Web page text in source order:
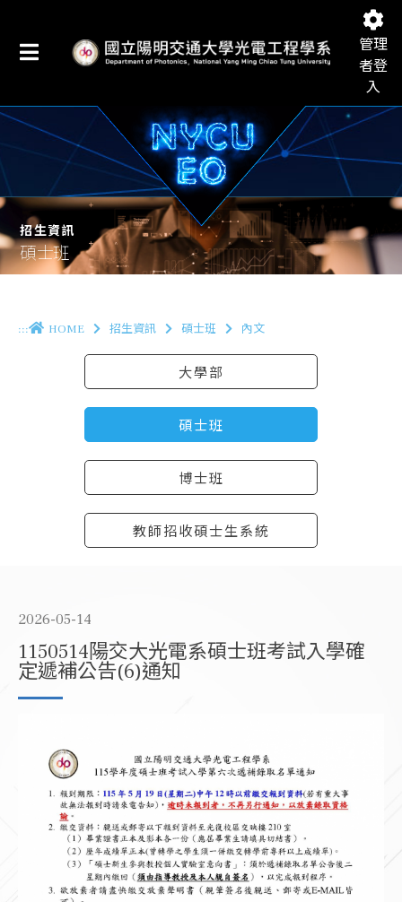
管理
者登
入
國立陽明交通大學光電工程學系
招生資訊
碩士班
::: HOME 招生資訊 碩士班 內文
大學部
碩士班
博士班
教師招收碩士生系統
2026-05-14
1150514陽交大光電系碩士班考試入學確
定遞補公告(6)通知